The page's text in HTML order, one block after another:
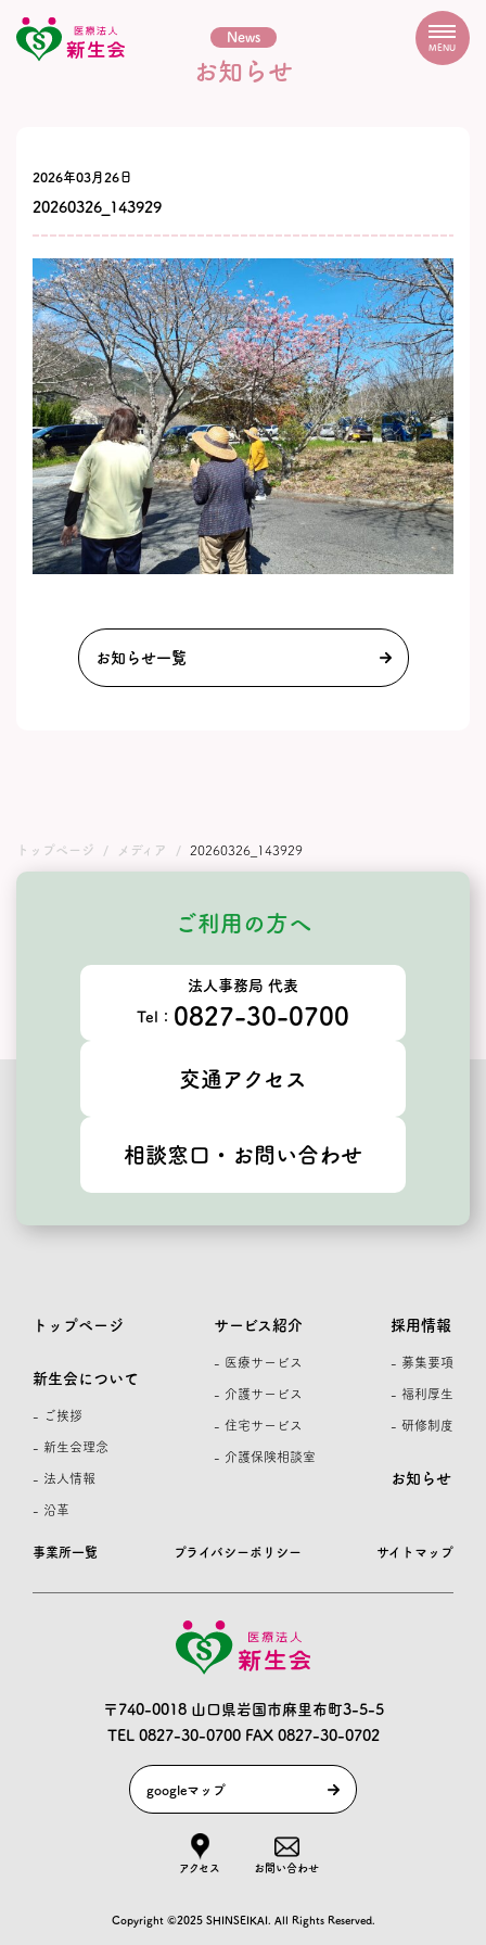
MENU
News
お知らせ
2026年03月26日
20260326_143929
お知らせ一覧
トップページ メディア 20260326_143929
ご利用の方へ
法人事務局 代表
Tel： 0827-30-0700
交通アクセス
相談窓口・お問い合わせ
〒740-0018 山口県岩国市麻里布町3-5-5
TEL 0827-30-0700FAX 0827-30-0702
googleマップ
アクセス お問い合わせ
事業所一覧 プライバシーポリシー サイトマップ
トップページ
新生会について
- ご挨拶
- 新生会理念
- 法人情報
- 沿革
サービス紹介
- 医療サービス
- 介護サービス
- 住宅サービス
- 介護保険相談室
採用情報
- 募集要項
- 福利厚生
- 研修制度
お知らせ
Copyright ©2025 SHINSEIKAI. All Rights Reserved.